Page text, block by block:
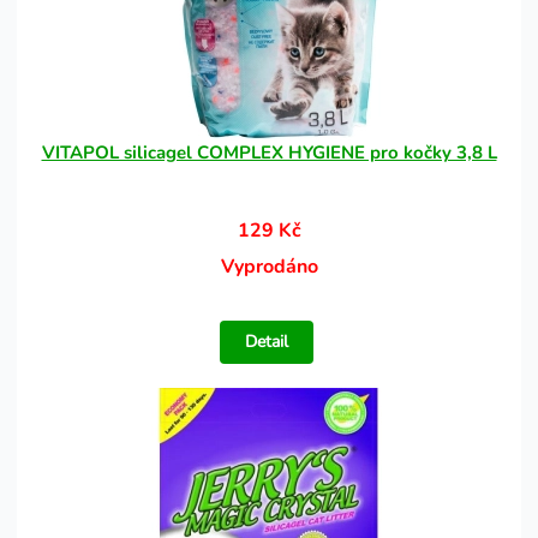
VITAPOL silicagel COMPLEX HYGIENE pro kočky 3,8 L
129 Kč
Vyprodáno
Detail